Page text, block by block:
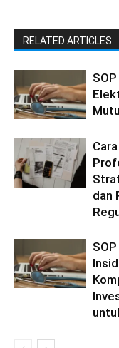
RELATED ARTICLES
dan